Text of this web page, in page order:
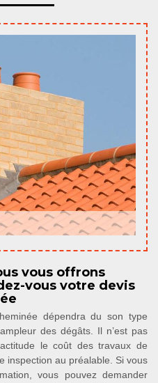
vous offrons
vous votre devis
dépendra du son type
des dégâts. Il n’est pas
le coût des travaux de
inspection au préalable. Si vous
vous pouvez demander